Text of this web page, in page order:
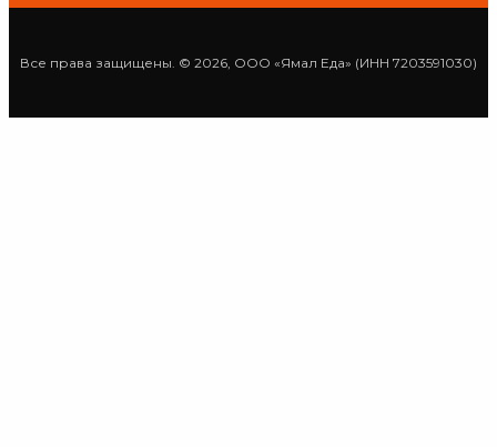
Все права защищены. © 2026, ООО «Ямал Еда» (ИНН 7203591030)